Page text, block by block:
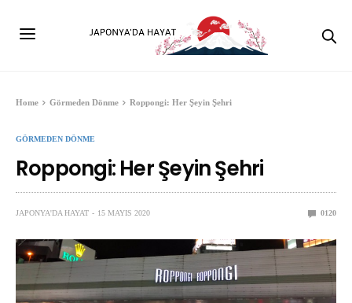
Home Görmeden Dönme Roppongi: Her Şeyin Şehri
GÖRMEDEN DÖNME
Roppongi: Her Şeyin Şehri
JAPONYA'DA HAYAT 15 MAYIS 2020 0120